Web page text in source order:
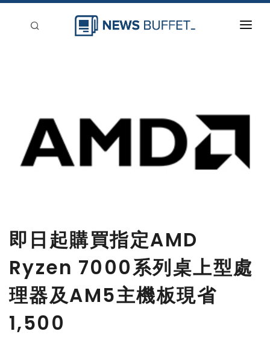
刊登
即日起購買指定AMD
Ryzen 7000系列桌上型處
理器及AM5主機板現省
1,500